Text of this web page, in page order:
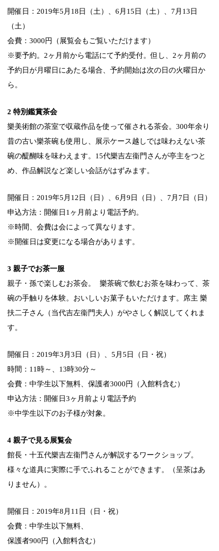
開催日：2019年5月18日（土）、6月15日（土）、7月13日
（土）
会費：3000円（展覧会もご覧いただけます）
※要予約。2ヶ月前から電話にて予約受付。但し、2ヶ月前の
予約日が月曜日にあたる場合、予約開始は次の日の火曜日か
ら。
2 特別鑑賞茶会
樂美術館の茶室で収蔵作品を使って催される茶会。300年余り
昔の古い樂茶碗も使用し、展示ケース越しでは味わえない茶
碗の醍醐味を味わえます。15代樂吉左衞門さんが亭主をつと
め、作品解説など楽しい会話がはずみます。
開催日：2019年5月12日（日）、6月9日（日）、7月7日（日）
申込方法：開催日1ヶ月前より電話予約。
※時間、会費は会によって異なります。
※開催日は変更になる場合があります。
3 親子でお茶一服
親子・孫で楽しむお茶会。 樂茶碗で飲むお茶を味わって、茶
碗の手触りを体験。おいしいお菓子もいただけます。席主 樂
扶二子さん（当代吉左衞門夫人）がやさしく解説してくれま
す。
開催日：2019年3月3日（日）、5月5日（日・祝）
時間：11時～、13時30分～
会費：中学生以下無料、保護者3000円（入館料含む）
申込方法：開催日3ヶ月前より電話予約
※中学生以下のお子様が対象。
4 親子で見る展覧会
館長・十五代樂吉左衞門さんが解説するワークショップ。
様々な道具に実際に手でふれることができます。（呈茶はあ
りません）。
開催日：2019年8月11日（日・祝）
会費：中学生以下無料、
保護者900円（入館料含む）